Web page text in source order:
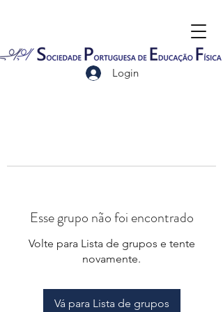
Login
Esse grupo não foi encontrado
Volte para Lista de grupos e tente
novamente.
Vá para Lista de grupos